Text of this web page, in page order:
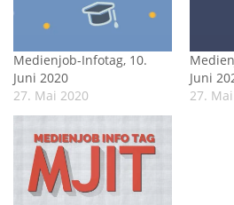
Medienjob-Infotag, 10.
Juni 2020
27. Mai 2020
Juni
27.